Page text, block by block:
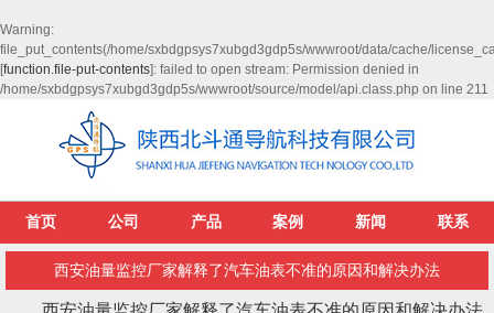
Warning:
file_put_contents(/home/sxbdgpsys7xubgd3gdp5s/wwwroot/data/cache/
[function.file-put-contents]: failed to open stream: Permission denied in
/home/sxbdgpsys7xubgd3gdp5s/wwwroot/source/model/api.class.php on line 211
首页 公司 产品 案例 新闻 联系
西安油量监控厂家解释了汽车油表不准的原因和解决办法